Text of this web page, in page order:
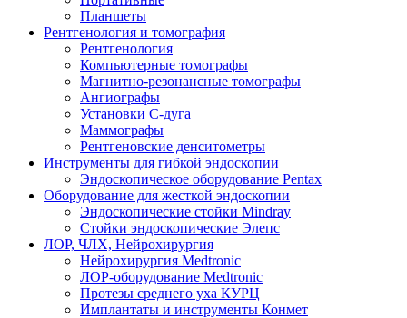
Планшеты
Рентгенология и томография
Рентгенология
Компьютерные томографы
Магнитно-резонансные томографы
Ангиографы
Установки С-дуга
Маммографы
Рентгеновские денситометры
Инструменты для гибкой эндоскопии
Эндоскопическое оборудование Pentax
Оборудование для жесткой эндоскопии
Эндоскопические стойки Mindray
Стойки эндоскопические Элепс
ЛОР, ЧЛХ, Нейрохирургия
Нейрохирургия Medtronic
ЛОР-оборудование Medtronic
Протезы среднего уха КУРЦ
Имплантаты и инструменты Конмет